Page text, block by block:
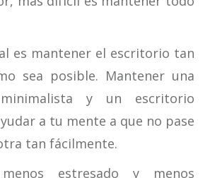
es mantener el escritorio tan
sea posible. Mantener una
minimalista y un escritorio
a tu mente a que no pase
tan fácilmente.
estresado y menos